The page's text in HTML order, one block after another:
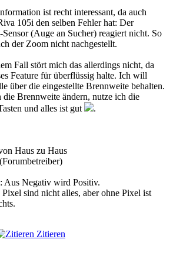
ist recht interessant, da auch
105i den selben Fehler hat: Der
(Auge an Sucher) reagiert nicht. So
der Zoom nicht nachgestellt.
Fall stört mich das allerdings nicht, da
Feature für überflüssig halte. Ich will
über die eingestellte Brennweite behalten.
Brennweite ändern, nutze ich die
und alles ist gut
.
Haus zu Haus
Aus Negativ wird Positiv.
sind nicht alles, aber ohne Pixel ist
Zitieren